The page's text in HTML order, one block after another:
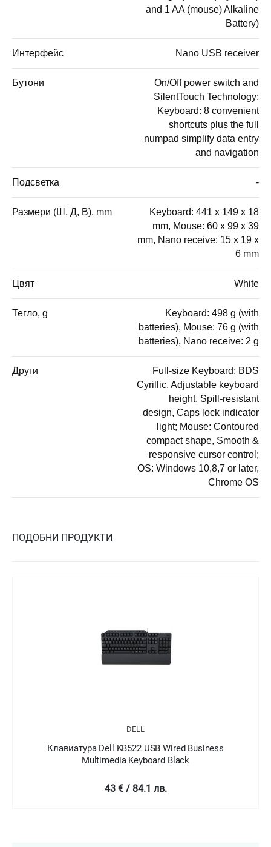
and 1 AA (mouse) Alkaline
Battery)
Интерфейс Nano USB receiver
Бутони
On/Off power switch and
SilentTouch Technology;
Keyboard: 8 convenient
shortcuts plus the full
numpad simplify data entry
and navigation
Подсветка -
Размери (Ш, Д, В), mm
Keyboard: 441 x 149 x 18
mm, Mouse: 60 x 99 x 39
mm, Nano receive: 15 x 19 x
6 mm
Цвят White
Тегло, g
Keyboard: 498 g (with
batteries), Mouse: 76 g (with
batteries), Nano receive: 2 g
Други
Full-size Keyboard: BDS
Cyrillic, Adjustable keyboard
height, Spill-resistant
design, Caps lock indicator
light; Mouse: Contoured
compact shape, Smooth &
responsive cursor control;
OS: Windows 10,8,7 or later,
Chrome OS
ПОДОБНИ ПРОДУКТИ
DELL
Клавиатура Dell KB216 Wired Multimedia Keyboard
Bulgarian Black
22 € / 43.03 лв.